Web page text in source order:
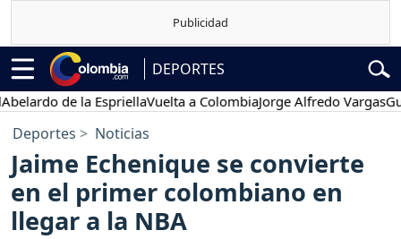
DEPORTES
de la EspriellaVuelta a ColombiaJorge Alfredo Vargas
Deportes Noticias
Jaime Echenique se convierte
en el primer colombiano en
llegar a la NBA